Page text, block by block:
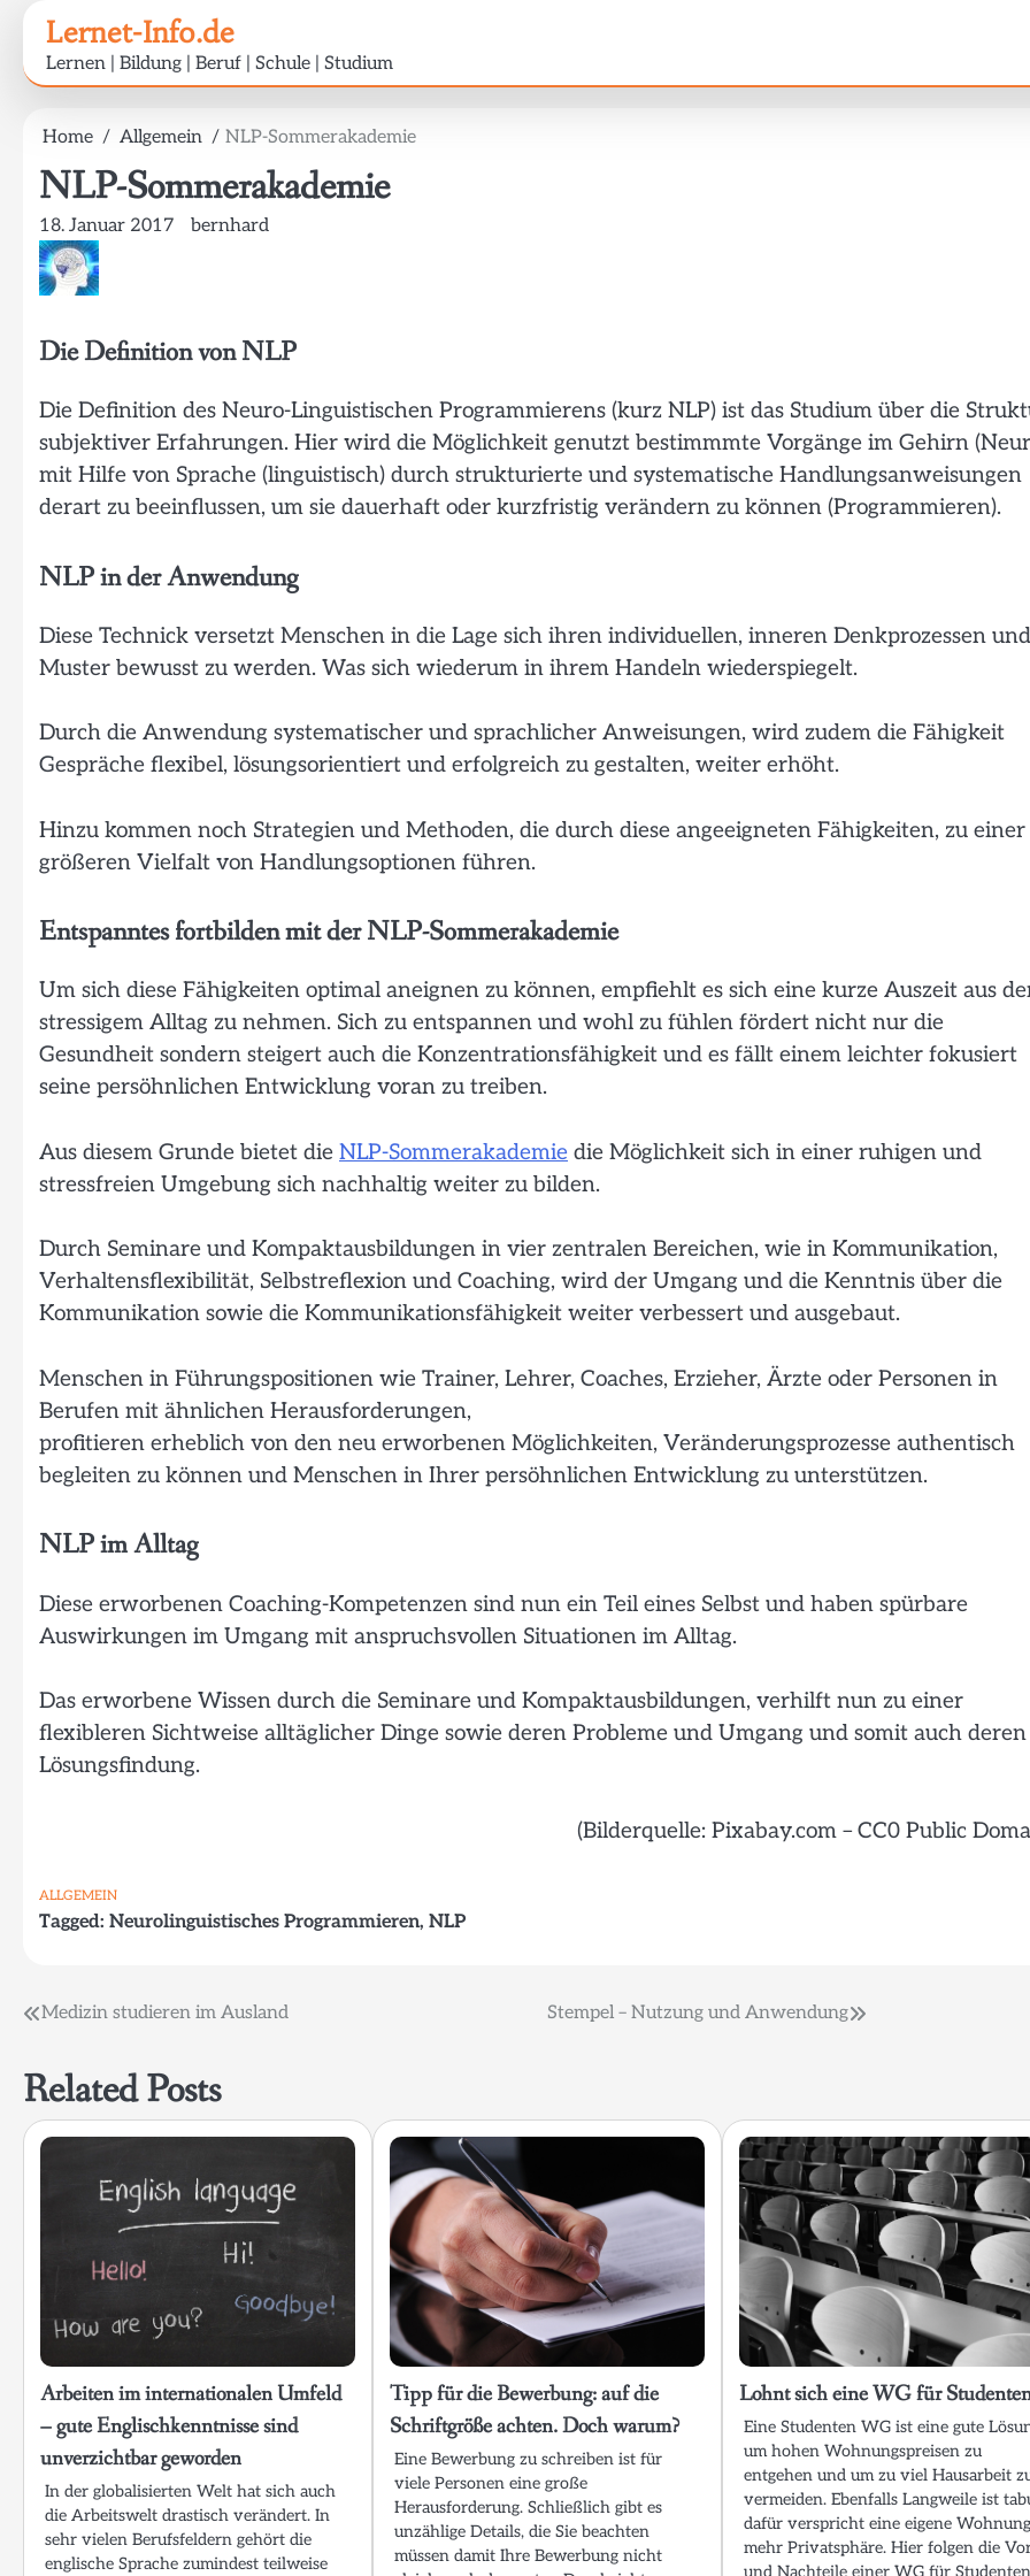
content
Lernet-Info.de
Lernen | Bildung | Beruf | Schule | Studium
Home Allgemein NLP-Sommerakademie
NLP-Sommerakademie
18. Januar 2017 bernhard
Die Definition von NLP
Die Definition des Neuro-Linguistischen Programmierens (kurz NLP) ist das Studium über die
subjektiver Erfahrungen. Hier wird die Möglichkeit genutzt bestimmmte Vorgänge im Gehirn
mit Hilfe von Sprache (linguistisch) durch strukturierte und systematische Handlungsanweisungen
derart zu beeinflussen, um sie dauerhaft oder kurzfristig verändern zu können (Programmieren).
NLP in der Anwendung
Diese Technick versetzt Menschen in die Lage sich ihren individuellen, inneren Denkprozessen und
Muster bewusst zu werden. Was sich wiederum in ihrem Handeln wiederspiegelt.
Durch die Anwendung systematischer und sprachlicher Anweisungen, wird zudem die Fähigkeit
Gespräche flexibel, lösungsorientiert und erfolgreich zu gestalten, weiter erhöht.
Hinzu kommen noch Strategien und Methoden, die durch diese angeeigneten Fähigkeiten, zu einer
größeren Vielfalt von Handlungsoptionen führen.
Entspanntes fortbilden mit der NLP-Sommerakademie
Um sich diese Fähigkeiten optimal aneignen zu können, empfiehlt es sich eine kurze Auszeit aus
stressigem Alltag zu nehmen. Sich zu entspannen und wohl zu fühlen fördert nicht nur die
Gesundheit sondern steigert auch die Konzentrationsfähigkeit und es fällt einem leichter fokusiert
seine persöhnlichen Entwicklung voran zu treiben.
Aus diesem Grunde bietet die NLP-Sommerakademie die Möglichkeit sich in einer ruhigen und
stressfreien Umgebung sich nachhaltig weiter zu bilden.
Durch Seminare und Kompaktausbildungen in vier zentralen Bereichen, wie in Kommunikation,
Verhaltensflexibilität, Selbstreflexion und Coaching, wird der Umgang und die Kenntnis über die
Kommunikation sowie die Kommunikationsfähigkeit weiter verbessert und ausgebaut.
Menschen in Führungspositionen wie Trainer, Lehrer, Coaches, Erzieher, Ärzte oder Personen in
Berufen mit ähnlichen Herausforderungen,
profitieren erheblich von den neu erworbenen Möglichkeiten, Veränderungsprozesse authentisch
begleiten zu können und Menschen in Ihrer persöhnlichen Entwicklung zu unterstützen.
NLP im Alltag
Diese erworbenen Coaching-Kompetenzen sind nun ein Teil eines Selbst und haben spürbare
Auswirkungen im Umgang mit anspruchsvollen Situationen im Alltag.
Das erworbene Wissen durch die Seminare und Kompaktausbildungen, verhilft nun zu einer
flexibleren Sichtweise alltäglicher Dinge sowie deren Probleme und Umgang und somit auch deren
Lösungsfindung.
(Bilderquelle: Pixabay.com – CC0 Public
ALLGEMEIN
Tagged: Neurolinguistisches Programmieren, NLP
Beitragsnavigation
Medizin studieren im Ausland Stempel – Nutzung und Anwendung
Related Posts
Arbeiten im internationalen Umfeld
– gute Englischkenntnisse sind
unverzichtbar geworden
In der globalisierten Welt hat sich auch
die Arbeitswelt drastisch verändert. In
sehr vielen Berufsfeldern gehört die
englische Sprache zumindest teilweise
Tipp für die Bewerbung: auf die
Schriftgröße achten. Doch warum?
Eine Bewerbung zu schreiben ist für
viele Personen eine große
Herausforderung. Schließlich gibt es
unzählige Details, die Sie beachten
müssen damit Ihre Bewerbung nicht
Lohnt sich eine WG für
Eine Studenten WG ist eine gute
um hohen Wohnungspreisen zu
entgehen und um zu viel Hausarbeit
vermeiden. Ebenfalls Langweile ist
dafür verspricht eine eigene
mehr Privatsphäre. Hier folgen die